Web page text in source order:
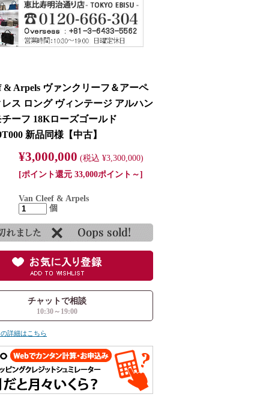
& Arpels ヴァンクリーフ＆アーペ
ス ロング ヴィンテージ アルハン
チーフ 18Kローズゴールド
新品同様【中古】
¥3,000,000 (税込 ¥3,300,000)
[ポイント還元 33,000ポイント～]
Van Cleef & Arpels
個
チャットで相談
10:30～19:00
詳細はこちら